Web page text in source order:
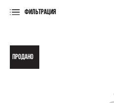
ФИЛЬТРАЦИЯ
ПРОДАНО